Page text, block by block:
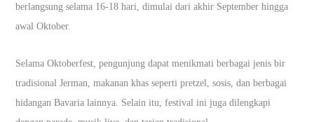
berlangsung selama 16-18 hari, dimulai dari akhir September hingga
awal Oktober.
Selama Oktoberfest, pengunjung dapat menikmati berbagai jenis bir
tradisional Jerman, makanan khas seperti pretzel, sosis, dan berbagai
hidangan Bavaria lainnya. Selain itu, festival ini juga dilengkapi